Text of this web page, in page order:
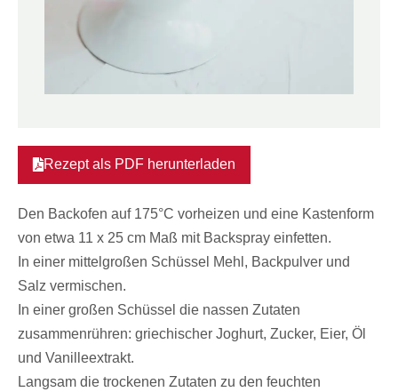
Rezept als PDF herunterladen
Den Backofen auf 175°C vorheizen und eine Kastenform
von etwa 11 x 25 cm Maß mit Backspray einfetten.
In einer mittelgroßen Schüssel Mehl, Backpulver und
Salz vermischen.
In einer großen Schüssel die nassen Zutaten
zusammenrühren: griechischer Joghurt, Zucker, Eier, Öl
und Vanilleextrakt.
Langsam die trockenen Zutaten zu den feuchten